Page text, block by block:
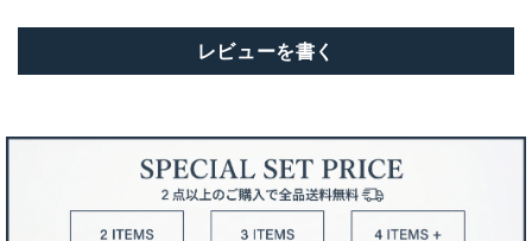
レビューを書く